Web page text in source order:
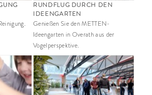
RUNDFLUG DURCH DEN
IDEENGARTEN
Genießen Sie den METTEN-
Ideengarten in Overath aus der
Vogelperspektive.